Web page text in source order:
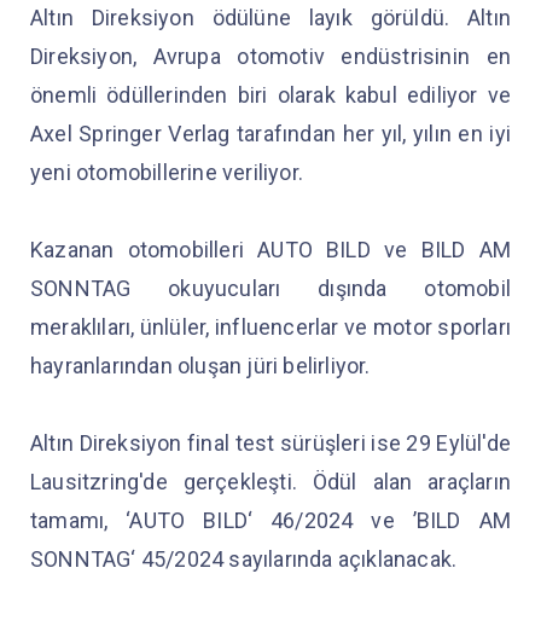
Altın Direksiyon ödülüne layık görüldü. Altın
Direksiyon, Avrupa otomotiv endüstrisinin en
önemli ödüllerinden biri olarak kabul ediliyor ve
Axel Springer Verlag tarafından her yıl, yılın en iyi
yeni otomobillerine veriliyor.
Kazanan otomobilleri AUTO BILD ve BILD AM
SONNTAG okuyucuları dışında otomobil
meraklıları, ünlüler, influencerlar ve motor sporları
hayranlarından oluşan jüri belirliyor.
Altın Direksiyon final test sürüşleri ise 29 Eylül'de
Lausitzring'de gerçekleşti. Ödül alan araçların
tamamı, ‘AUTO BILD‘ 46/2024 ve ’BILD AM
SONNTAG‘ 45/2024 sayılarında açıklanacak.